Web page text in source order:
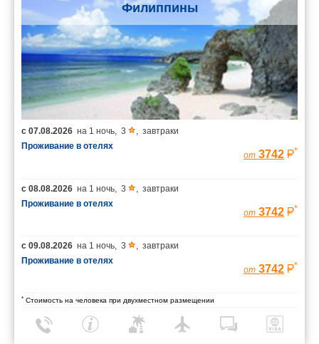
Филиппины
с 07.08.2026 на 1 ночь, 3 , завтраки
Проживание в отелях
от 3742 *
с 08.08.2026 на 1 ночь, 3 , завтраки
Проживание в отелях
от 3742 *
с 09.08.2026 на 1 ночь, 3 , завтраки
Проживание в отелях
от 3742 *
* Стоимость на человека при двухместном размещении